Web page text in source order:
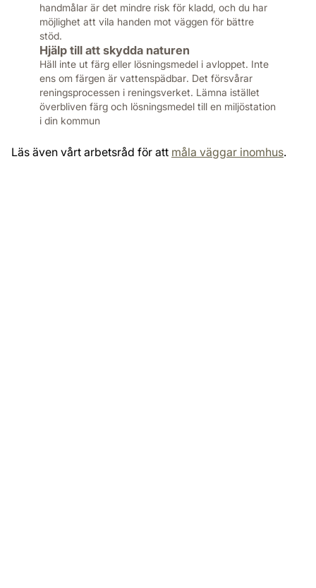
handmålar är det mindre risk för kladd, och du har
möjlighet att vila handen mot väggen för bättre
stöd.
Hjälp till att skydda naturen
Häll inte ut färg eller lösningsmedel i avloppet. Inte
ens om färgen är vattenspädbar. Det försvårar
reningsprocessen i reningsverket. Lämna istället
överbliven färg och lösningsmedel till en miljöstation
i din kommun
Läs även vårt arbetsråd för att måla väggar inomhus.